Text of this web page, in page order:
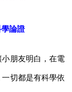
論證
朋友明白，在電
切都是有科學依